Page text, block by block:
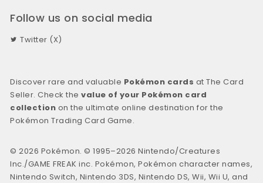
Follow us on social media
Twitter (X)
Discover rare and valuable Pokémon cards at The Card
Seller. Check thevalue of your Pokémon card
collection on the ultimate online destination for the
Pokémon Trading Card Game.
© 2026 Pokémon. © 1995–2026 Nintendo/Creatures
Inc./GAME FREAK inc. Pokémon, Pokémon character names,
Nintendo Switch, Nintendo 3DS, Nintendo DS, Wii, Wii U, and